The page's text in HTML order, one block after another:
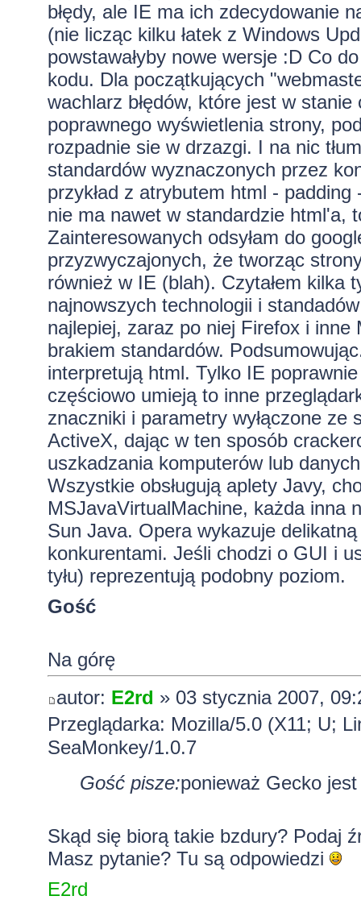
błędy, ale IE ma ich zdecydowanie
(nie licząc kilku łatek z Windows
powstawałyby nowe wersje :D Co
kodu. Dla początkujących
wachlarz błędów, które jest w stanie
poprawnego wyświetlenia strony,
rozpadnie sie w drzazgi. I na nic
standardów wyznaczonych przez
przykład z atrybutem html -
nie ma nawet w standardzie html'a,
Zainteresowanych odsyłam do
przyzwyczajonych, że tworząc
również w IE (blah). Czytałem kilka
najnowszych technologii i
najlepiej, zaraz po niej Firefox i
brakiem standardów.
interpretują html. Tylko IE
częściowo umieją to inne
znaczniki i parametry wyłączone
ActiveX, dając w ten sposób
uszkadzania komputerów lub
Wszystkie obsługują aplety Javy,
MSJavaVirtualMachine, każda inna
Sun Java. Opera wykazuje
konkurentami. Jeśli chodzi o GUI i
tyłu) reprezentują podobny poziom.
Gość
Na górę
autor: E2rd » 03 stycznia 2007,
Przeglądarka: Mozilla/5.0 (X11; U;
SeaMonkey/1.0.7
Gość pisze:ponieważ Gecko
Skąd się biorą takie bzdury? Podaj
Masz pytanie? Tu są odpowiedzi
E2rd